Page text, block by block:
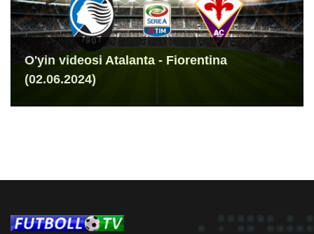
O'yin videosi Atalanta - Fiorentina
(02.06.2024)